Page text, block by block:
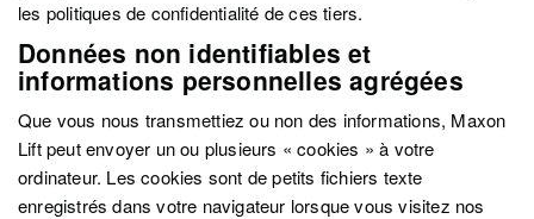
les politiques de confidentialité de ces tiers.
Données non identifiables et
informations personnelles agrégées
Que vous nous transmettiez ou non des informations, Maxon
Lift peut envoyer un ou plusieurs « cookies » à votre
ordinateur. Les cookies sont de petits fichiers texte
enregistrés dans votre navigateur lorsque vous visitez nos